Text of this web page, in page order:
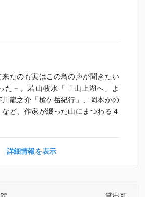
たのも実はこの鳥の声が聞きたい
た－。若山牧水「「山上湖へ」よ
川龍之介「槍ケ岳紀行」、岡本かの
ど、作家が綴った山にまつわる４
詳細情報を表示